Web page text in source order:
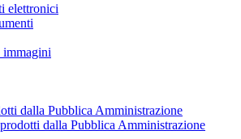
elettronici
immagini
dalla Pubblica Amministrazione
dalla Pubblica Amministrazione